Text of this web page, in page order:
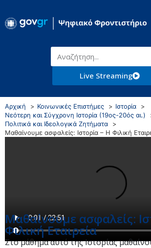
Live Streaming
Αρχική Κοινωνικές Επιστήμες
Ιστορία
Νεότερη και Σύγχρονη Ιστορία (19ος-20ός αι.)
Πολιτικά και Ιδεολογικά Ζητήματα
Μαθαίνουμε ασφαλείς: Ιστορία – Η Φιλική
Μαθαίνουμε ασφαλείς:
Φιλική Εταιρεία
Στο μάθημα αυτό της Ιστορίας